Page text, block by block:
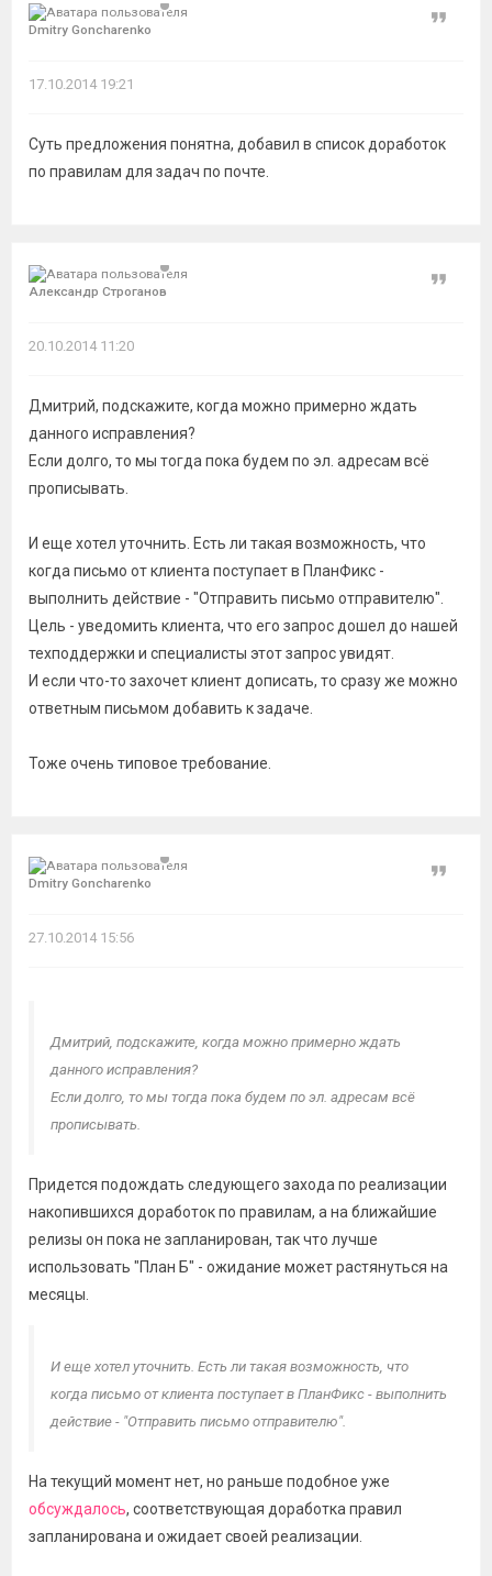
Dmitry Goncharenko
Цитата
17.10.2014 19:21
Суть предложения понятна, добавил в список доработок
по правилам для задач по почте.
Александр Строганов
Цитата
20.10.2014 11:20
Дмитрий, подскажите, когда можно примерно ждать
данного исправления?
Если долго, то мы тогда пока будем по эл. адресам всё
прописывать.
И еще хотел уточнить. Есть ли такая возможность, что
когда письмо от клиента поступает в ПланФикс -
выполнить действие - "Отправить письмо отправителю".
Цель - уведомить клиента, что его запрос дошел до нашей
техподдержки и специалисты этот запрос увидят.
И если что-то захочет клиент дописать, то сразу же можно
ответным письмом добавить к задаче.
Тоже очень типовое требование.
Dmitry Goncharenko
Цитата
27.10.2014 15:56
Дмитрий, подскажите, когда можно примерно ждать
данного исправления?
Если долго, то мы тогда пока будем по эл. адресам всё
прописывать.
Придется подождать следующего захода по реализации
накопившихся доработок по правилам, а на ближайшие
релизы он пока не запланирован, так что лучше
использовать "План Б" - ожидание может растянуться на
месяцы.
И еще хотел уточнить. Есть ли такая возможность, что
когда письмо от клиента поступает в ПланФикс - выполнить
действие - "Отправить письмо отправителю".
На текущий момент нет, но раньше подобное уже
обсуждалось, соответствующая доработка правил
запланирована и ожидает своей реализации.